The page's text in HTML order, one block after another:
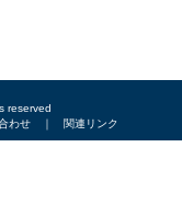
reserved
わせ ｜ 関連リンク